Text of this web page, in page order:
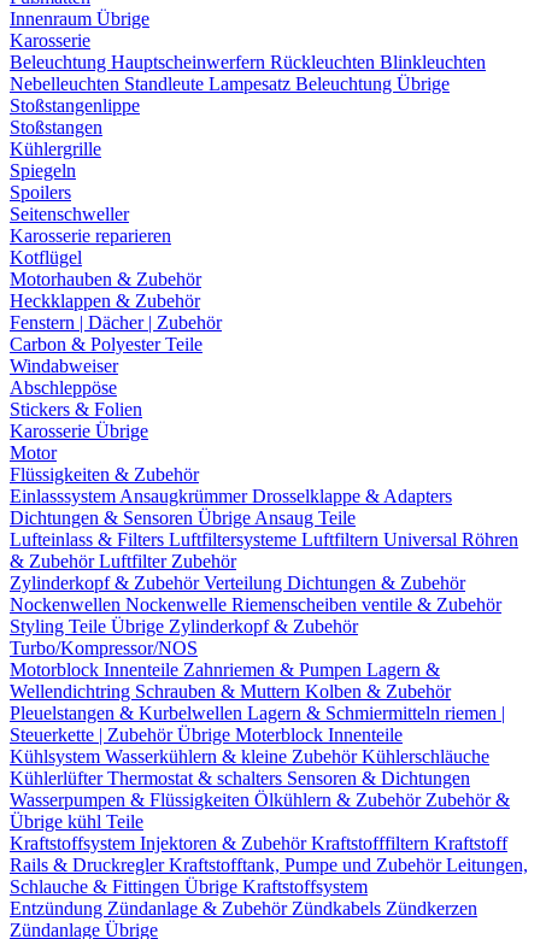
Innenraum Übrige
Karosserie
Beleuchtung Hauptscheinwerfern Rückleuchten Blinkleuchten
Nebelleuchten Standleute Lampesatz Beleuchtung Übrige
Stoßstangenlippe
Stoßstangen
Kühlergrille
Spiegeln
Spoilers
Seitenschweller
Karosserie reparieren
Kotflügel
Motorhauben & Zubehör
Heckklappen & Zubehör
Fenstern | Dächer | Zubehör
Carbon & Polyester Teile
Windabweiser
Abschleppöse
Stickers & Folien
Karosserie Übrige
Motor
Flüssigkeiten & Zubehör
Einlasssystem AnsaugkrümmerDrosselklappe & Adapters
Dichtungen & Sensoren Übrige Ansaug Teile
Lufteinlass & Filters Luftfiltersysteme Luftfiltern Universal Röhren
& ZubehörLuftfilter Zubehör
Zylinderkopf & ZubehörVerteilung Dichtungen & Zubehör
Nockenwellen Nockenwelle Riemenscheiben ventile & Zubehör
Styling Teile Übrige Zylinderkopf & Zubehör
Turbo/Kompressor/NOS
Motorblock Innenteile Zahnriemen & Pumpen Lagern &
Wellendichtring Schrauben & Muttern Kolben & Zubehör
Pleuelstangen & Kurbelwellen Lagern & Schmiermitteln riemen |
Steuerkette | ZubehörÜbrige Moterblock Innenteile
Kühlsystem Wasserkühlern & kleine ZubehörKühlerschläuche
KühlerlüfterThermostat & schalters Sensoren & Dichtungen
Wasserpumpen & Flüssigkeiten Ölkühlern & Zubehör Zubehör &
Übrige kühl Teile
Kraftstoffsystem Injektoren & ZubehörKraftstofffiltern Kraftstoff
Rails & DruckreglerKraftstofftank, Pumpe und ZubehörLeitungen,
Schlauche & Fittingen Übrige Kraftstoffsystem
Entzündung Zündanlage & Zubehör Zündkabels Zündkerzen
Zündanlage Übrige